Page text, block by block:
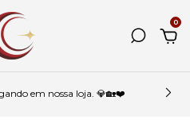
0
em nossa loja. 💎🏡❤️